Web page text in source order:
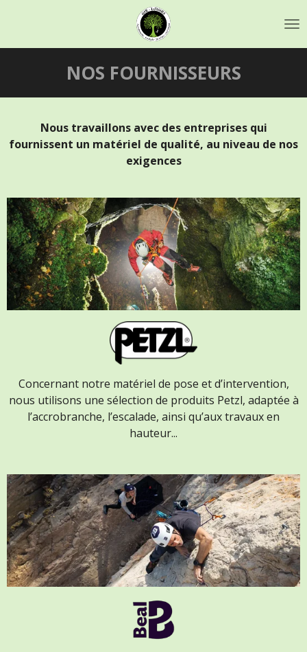
contenu
NOS FOURNISSEURS
Nous travaillons avec des entreprises qui
fournissent un matériel de qualité, au niveau de nos
exigences
Concernant notre matériel de pose et d’intervention,
nous utilisons une sélection de produits Petzl, adaptée à
l’accrobranche, l’escalade, ainsi qu’aux travaux en
hauteur...